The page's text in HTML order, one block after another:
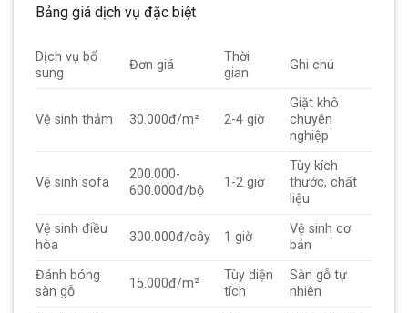
Bảng giá dịch vụ đặc biệt
Dịch vụ bổ
sung
Đơn giá
Thời
gian
Ghi chú
Vệ sinh thảm 30.000đ/m² 2-4 giờ
Giặt khô
chuyên
nghiệp
Vệ sinh sofa
200.000-
600.000đ/bộ
1-2 giờ
Tùy kích
thước, chất
liệu
Vệ sinh điều
hòa
300.000đ/cây 1 giờ
Vệ sinh cơ
bản
Đánh bóng
sàn gỗ
15.000đ/m²
Tùy diện
tích
Sàn gỗ tự
nhiên